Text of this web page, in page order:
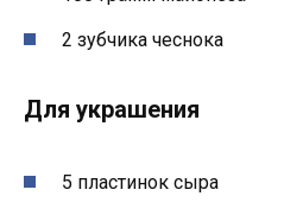
2 зубчика чеснока
Для украшения
5 пластинок сыра